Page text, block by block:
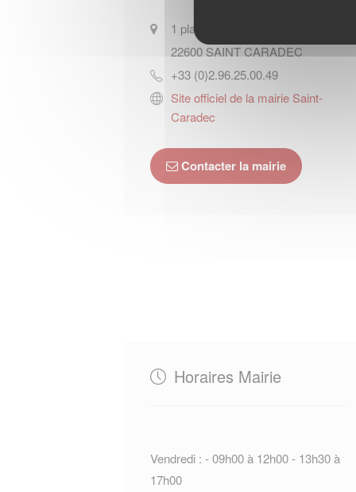
1 place du Champ-de-Foire
22600 SAINT CARADEC
+33 (0)2.96.25.00.49
Site officiel de la mairie Saint-
Caradec
Contacter la mairie
Horaires Mairie
Vendredi : - 09h00 à 12h00 - 13h30 à
17h00